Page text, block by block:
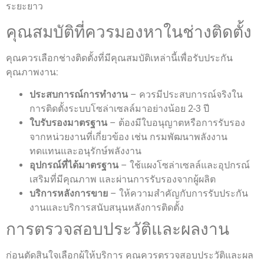
ระยะยาว
คุณสมบัติที่ควรมองหาในช่างติดตั้ง
คุณควรเลือกช่างติดตั้งที่มีคุณสมบัติเหล่านี้เพื่อรับประกัน
คุณภาพงาน:
ประสบการณ์การทำงาน – ควรมีประสบการณ์จริงใน
การติดตั้งระบบโซล่าเซลล์มาอย่างน้อย 2-3 ปี
ใบรับรองมาตรฐาน – ต้องมีใบอนุญาตหรือการรับรอง
จากหน่วยงานที่เกี่ยวข้อง เช่น กรมพัฒนาพลังงาน
ทดแทนและอนุรักษ์พลังงาน
อุปกรณ์ที่ได้มาตรฐาน – ใช้แผงโซล่าเซลล์และอุปกรณ์
เสริมที่มีคุณภาพ และผ่านการรับรองจากผู้ผลิต
บริการหลังการขาย – ให้ความสำคัญกับการรับประกัน
งานและบริการสนับสนุนหลังการติดตั้ง
การตรวจสอบประวัติและผลงาน
ก่อนตัดสินใจเลือกผู้ให้บริการ คุณควรตรวจสอบประวัติและผล